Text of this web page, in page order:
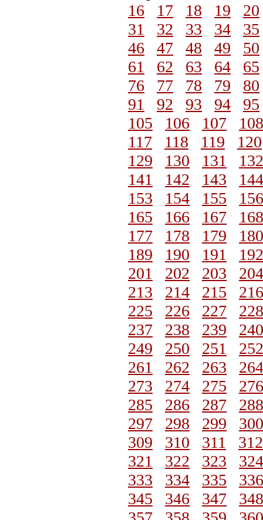
16
17 18 19
20
31
32 33 34
35
46
47 48 49
50
61
62 63 64
65
76
77 78 79
80
91
92 93 94
95
105
106 107
108
117
118 119
120
129
130 131
132
141
142 143
144
153
154 155
156
165
166 167
168
177
178 179
180
189
190 191
192
201
202 203
204
213
214 215
216
225
226 227
228
237
238 239
240
249
250 251
252
261
262 263
264
273
274 275
276
285
286 287
288
297
298 299
300
309
310 311
312
321
322 323
324
333
334 335
336
345
346 347
348